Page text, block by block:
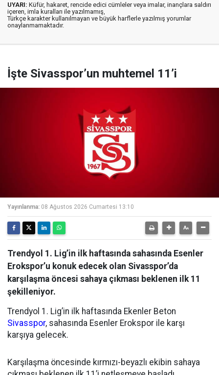
UYARI: Küfür, hakaret, rencide edici cümleler veya imalar, inançlara saldırı
içeren, imla kuralları ile yazılmamış,
Türkçe karakter kullanılmayan ve büyük harflerle yazılmış yorumlar
onaylanmamaktadır.
İşte Sivasspor’un muhtemel 11’i
Yayınlanma: 08 Ağustos 2026 Cumartesi 13:10
Trendyol 1. Lig’in ilk haftasında sahasında Esenler
Erokspor’u konuk edecek olan Sivasspor’da
karşılaşma öncesi sahaya çıkması beklenen ilk 11
şekilleniyor.
Trendyol 1. Lig’in ilk haftasında Ekenler Beton
Sivasspor, sahasında Esenler Erokspor ile karşı
karşıya gelecek.
Karşılaşma öncesinde kırmızı-beyazlı ekibin sahaya